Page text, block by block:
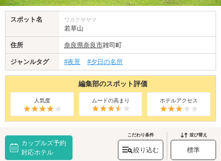
スポット名 ワカクサヤマ
若草山
住所 奈良県奈良市雑司町
ジャンルタグ #夜景 #夕日の名所
編集部のスポット評価
人気度 ムードの高まり ホテルアクセス
カップルズ予約
対応ホテル
こだわり条件
絞り込む
並び替え
標準